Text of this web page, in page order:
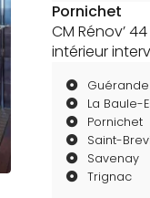
Pornichet
CM Rénov’
intérieur
Guérande
La Baule-
Pornichet
Saint-
Savenay
Trignac